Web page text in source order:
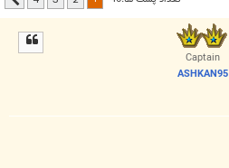
Captain
ASHKAN95